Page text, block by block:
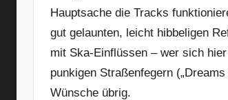
Hauptsache die Tracks
gut gelaunten, leicht hibbeligen
mit Ska-Einflüssen – wer sich
punkigen Straßenfegern
Wünsche übrig.